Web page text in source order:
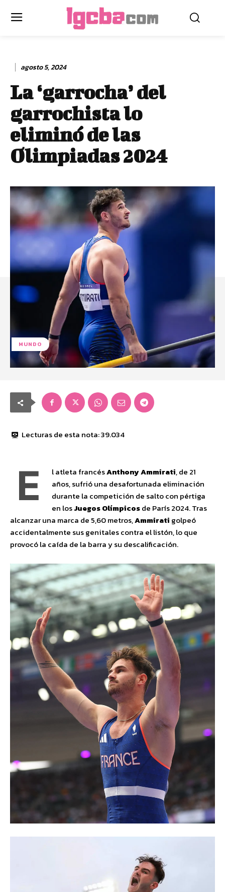
agosto 5, 2024
La ‘garrocha’ del
garrochista lo
eliminó de las
Olimpiadas 2024
MUNDO
Lecturas de esta nota:39.034
E l atleta francésAnthony Ammirati, de 21
años, sufrió una desafortunada eliminación
durante la competición de salto con pértiga
en losJuegos Olímpicosde París 2024. Tras
alcanzar una marca de 5,60 metros,Ammirati golpeó
accidentalmente sus genitales contra el listón, lo que
provocó la caída de la barra y su descalificación.